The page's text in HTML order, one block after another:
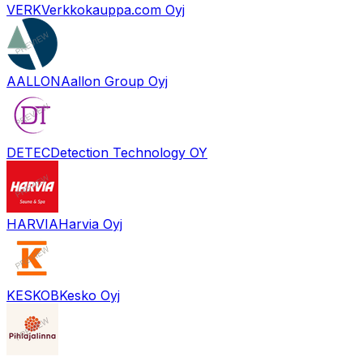
VERKVerkkokauppa.com Oyj
AALLONAallon Group Oyj
DETECDetection Technology OY
HARVIAHarvia Oyj
KESKOBKesko Oyj